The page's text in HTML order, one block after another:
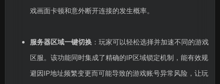
戏画面卡顿和意外断开连接的发生概率。
服务器区域一键切换：玩家可以轻松选择并加速不同的游戏
区服。该功能同时集成了精确的IP区域锁定机制，能有效规
避因IP地址频繁变更而可能导致的游戏账号异常风险，让玩